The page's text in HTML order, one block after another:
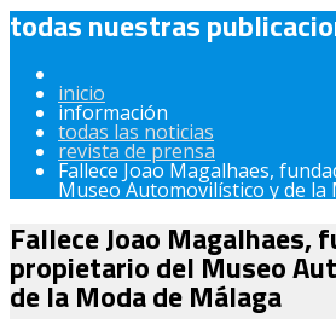
todas nuestras
inicio
información
todas las noticias
revista de prensa
Fallece Joao Magalhaes,
Museo Automovilístico y de la
Fallece Joao Magalhaes,
propietario del Museo
de la Moda de Málaga